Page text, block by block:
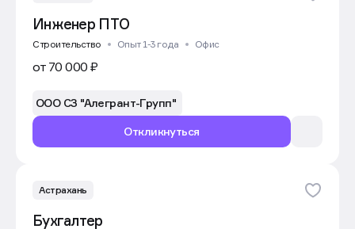
Инженер ПТО
Строительство Опыт 1-3 года Офис
от 70 000 ₽
Откликнуться
ООО СЗ "Алегрант-Групп"
Астрахань
Бухгалтер